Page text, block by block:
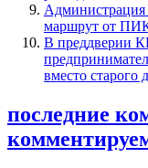
​Администрация
маршрут от
​В преддверии
вместо старого
последние